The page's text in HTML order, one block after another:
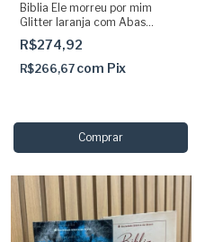
Biblia Ele morreu por mim
Glitter laranja com Abas
adesivas e elástico NAA
R$274,92
R$266,67 com Pix